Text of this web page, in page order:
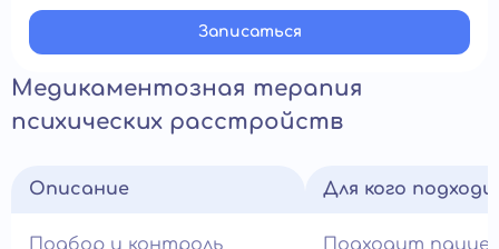
Записатьcя
Медикаментозная терапия
психических расстройств
Описание
Подбор и контроль
Для кого
Подходит